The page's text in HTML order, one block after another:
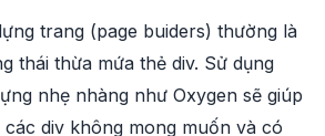
trang (page buiders) thường là
thái thừa mứa thẻ div. Sử dụng
nhẹ nhàng như Oxygen sẽ giúp
div không mong muốn và có